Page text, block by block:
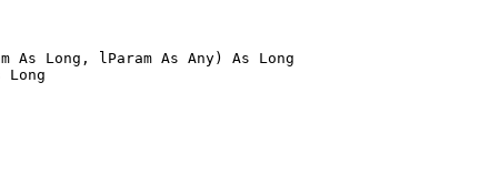
As Long, lParam As Any) As Long